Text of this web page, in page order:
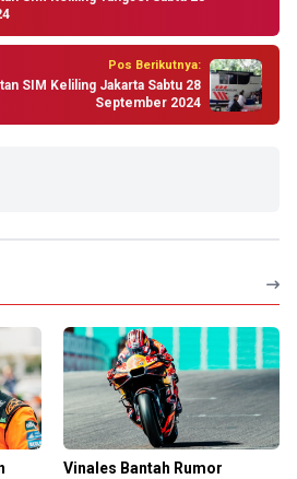
Pos Berikutnya:
SIM Keliling Jakarta Sabtu 28
September 2024
Vinales Bantah Rumor